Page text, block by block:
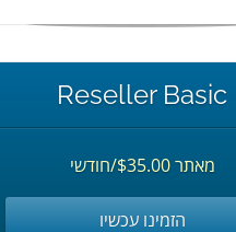
Reseller Basic
מאתר $35.00/חודשי
הזמינו עכשיו